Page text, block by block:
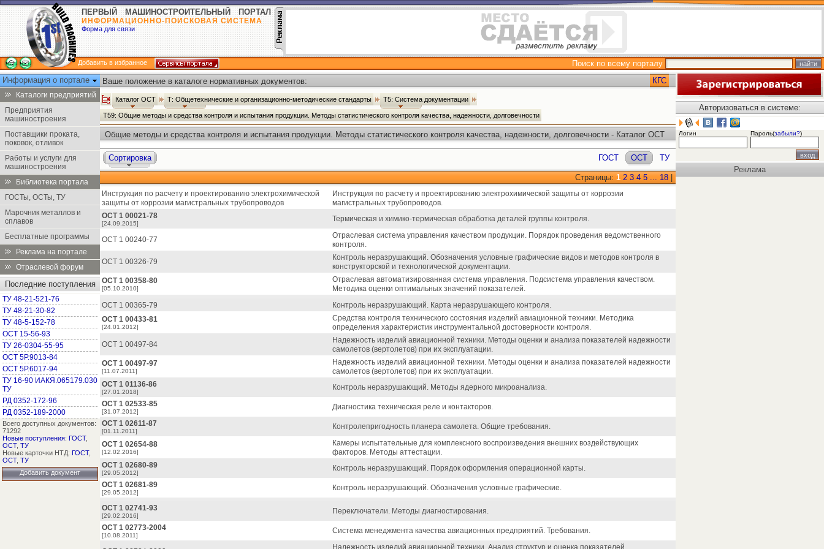
ПЕРВЫЙ МАШИНОСТРОИТЕЛЬНЫЙ ПОРТАЛ
ИНФОРМАЦИОННО-ПОИСКОВАЯ СИСТЕМА
Форма для связи
Добавить в избранное
Поиск по всему порталу
Информация о портале
Каталоги предприятий
Предприятия
машиностроения
Поставщики проката,
поковок, отливок
Работы и услуги для
машиностроения
Библиотека портала
ГОСТы, ОСТы, ТУ
Марочник металлов и
сплавов
Бесплатные программы
Реклама на портале
Отраслевой форум
Последние поступления
ТУ 48-21-521-76
ТУ 48-21-30-82
ТУ 48-5-152-78
ОСТ 15-56-93
ТУ 26-0304-55-95
ОСТ 5Р.9013-84
ОСТ 5Р.6017-94
ТУ 16-90 ИАКЯ.065179.030
ТУ
РД 0352-172-96
РД 0352-189-2000
Всего доступных документов:
71292
Новые поступления: ГОСТ,
ОСТ, ТУ
Новые карточки НТД: ГОСТ,
ОСТ, ТУ
Добавить документ
Ваше положение в каталоге нормативных документов: КГС
Каталог ОСТ Т: Общетехнические и организационно-методические стандарты Т5: Система документации
Т59: Общие методы и средства контроля и испытания продукции. Методы статистического контроля качества, надежности, долговечности
Общие методы и средства контроля и испытания продукции. Методы статистического контроля качества, надежности, долговечности - Каталог ОСТ
Сортировка ГОСТ ОСТ ТУ
Страницы: 1 2 3 4 5 ... 18
Инструкция по расчету и проектированию электрохимической
защиты от коррозии магистральных трубопроводов
Инструкция по расчету и проектированию электрохимической защиты от коррозии
магистральных трубопроводов.
ОСТ 1 00021-78
[24.09.2015]
Термическая и химико-термическая обработка деталей группы контроля.
ОСТ 1 00240-77
Отраслевая система управления качеством продукции. Порядок проведения ведомственного
контроля.
ОСТ 1 00326-79
Контроль неразрушающий. Обозначения условные графические видов и методов контроля в
конструкторской и технологической документации.
ОСТ 1 00358-80
[05.10.2010]
Отраслевая автоматизированная система управления. Подсистема управления качеством.
Методика оценки оптимальных значений показателей.
ОСТ 1 00365-79
Контроль неразрушающий. Карта неразрушающего контроля.
ОСТ 1 00433-81
[24.01.2012]
Средства контроля технического состояния изделий авиационной техники. Методика
определения характеристик инструментальной достоверности контроля.
ОСТ 1 00497-84
Надежность изделий авиационной техники. Методы оценки и анализа показателей надежности
самолетов (вертолетов) при их эксплуатации.
ОСТ 1 00497-97
[11.07.2011]
Надежность изделий авиационной техники. Методы оценки и анализа показателей надежности
самолетов (вертолетов) при их эксплуатации.
ОСТ 1 01136-86
[27.01.2018]
Контроль неразрушающий. Методы ядерного микроанализа.
ОСТ 1 02533-85
[31.07.2012]
Диагностика техническая реле и контакторов.
ОСТ 1 02611-87
[01.11.2011]
Контролепригодность планера самолета. Общие требования.
ОСТ 1 02654-88
[12.02.2016]
Камеры испытательные для комплексного воспроизведения внешних воздействующих
факторов. Методы аттестации.
ОСТ 1 02680-89
[29.05.2012]
Контроль неразрушающий. Порядок оформления операционной карты.
ОСТ 1 02681-89
[29.05.2012]
Контроль неразрушающий. Обозначения условные графические.
ОСТ 1 02741-93
[29.02.2016]
Переключатели. Методы диагностирования.
ОСТ 1 02773-2004
[10.08.2011]
Система менеджмента качества авиационных предприятий. Требования.
Надежность изделий авиационной техники. Анализ структур и оценка показателей
Авторизоваться в системе:
Логин Пароль(забыли?)
Реклама